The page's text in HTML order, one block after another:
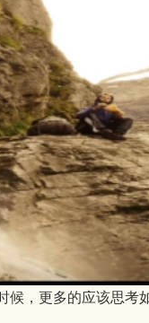
候，更多的应该思考